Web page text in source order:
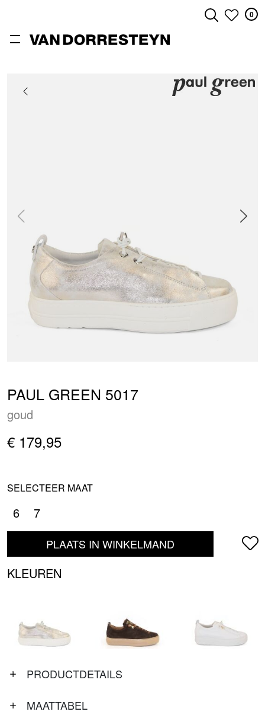
0
PAUL GREEN 5017
goud
€ 179,95
SELECTEER MAAT
6 7
PLAATS IN WINKELMAND
KLEUREN
PRODUCTDETAILS
MAATTABEL